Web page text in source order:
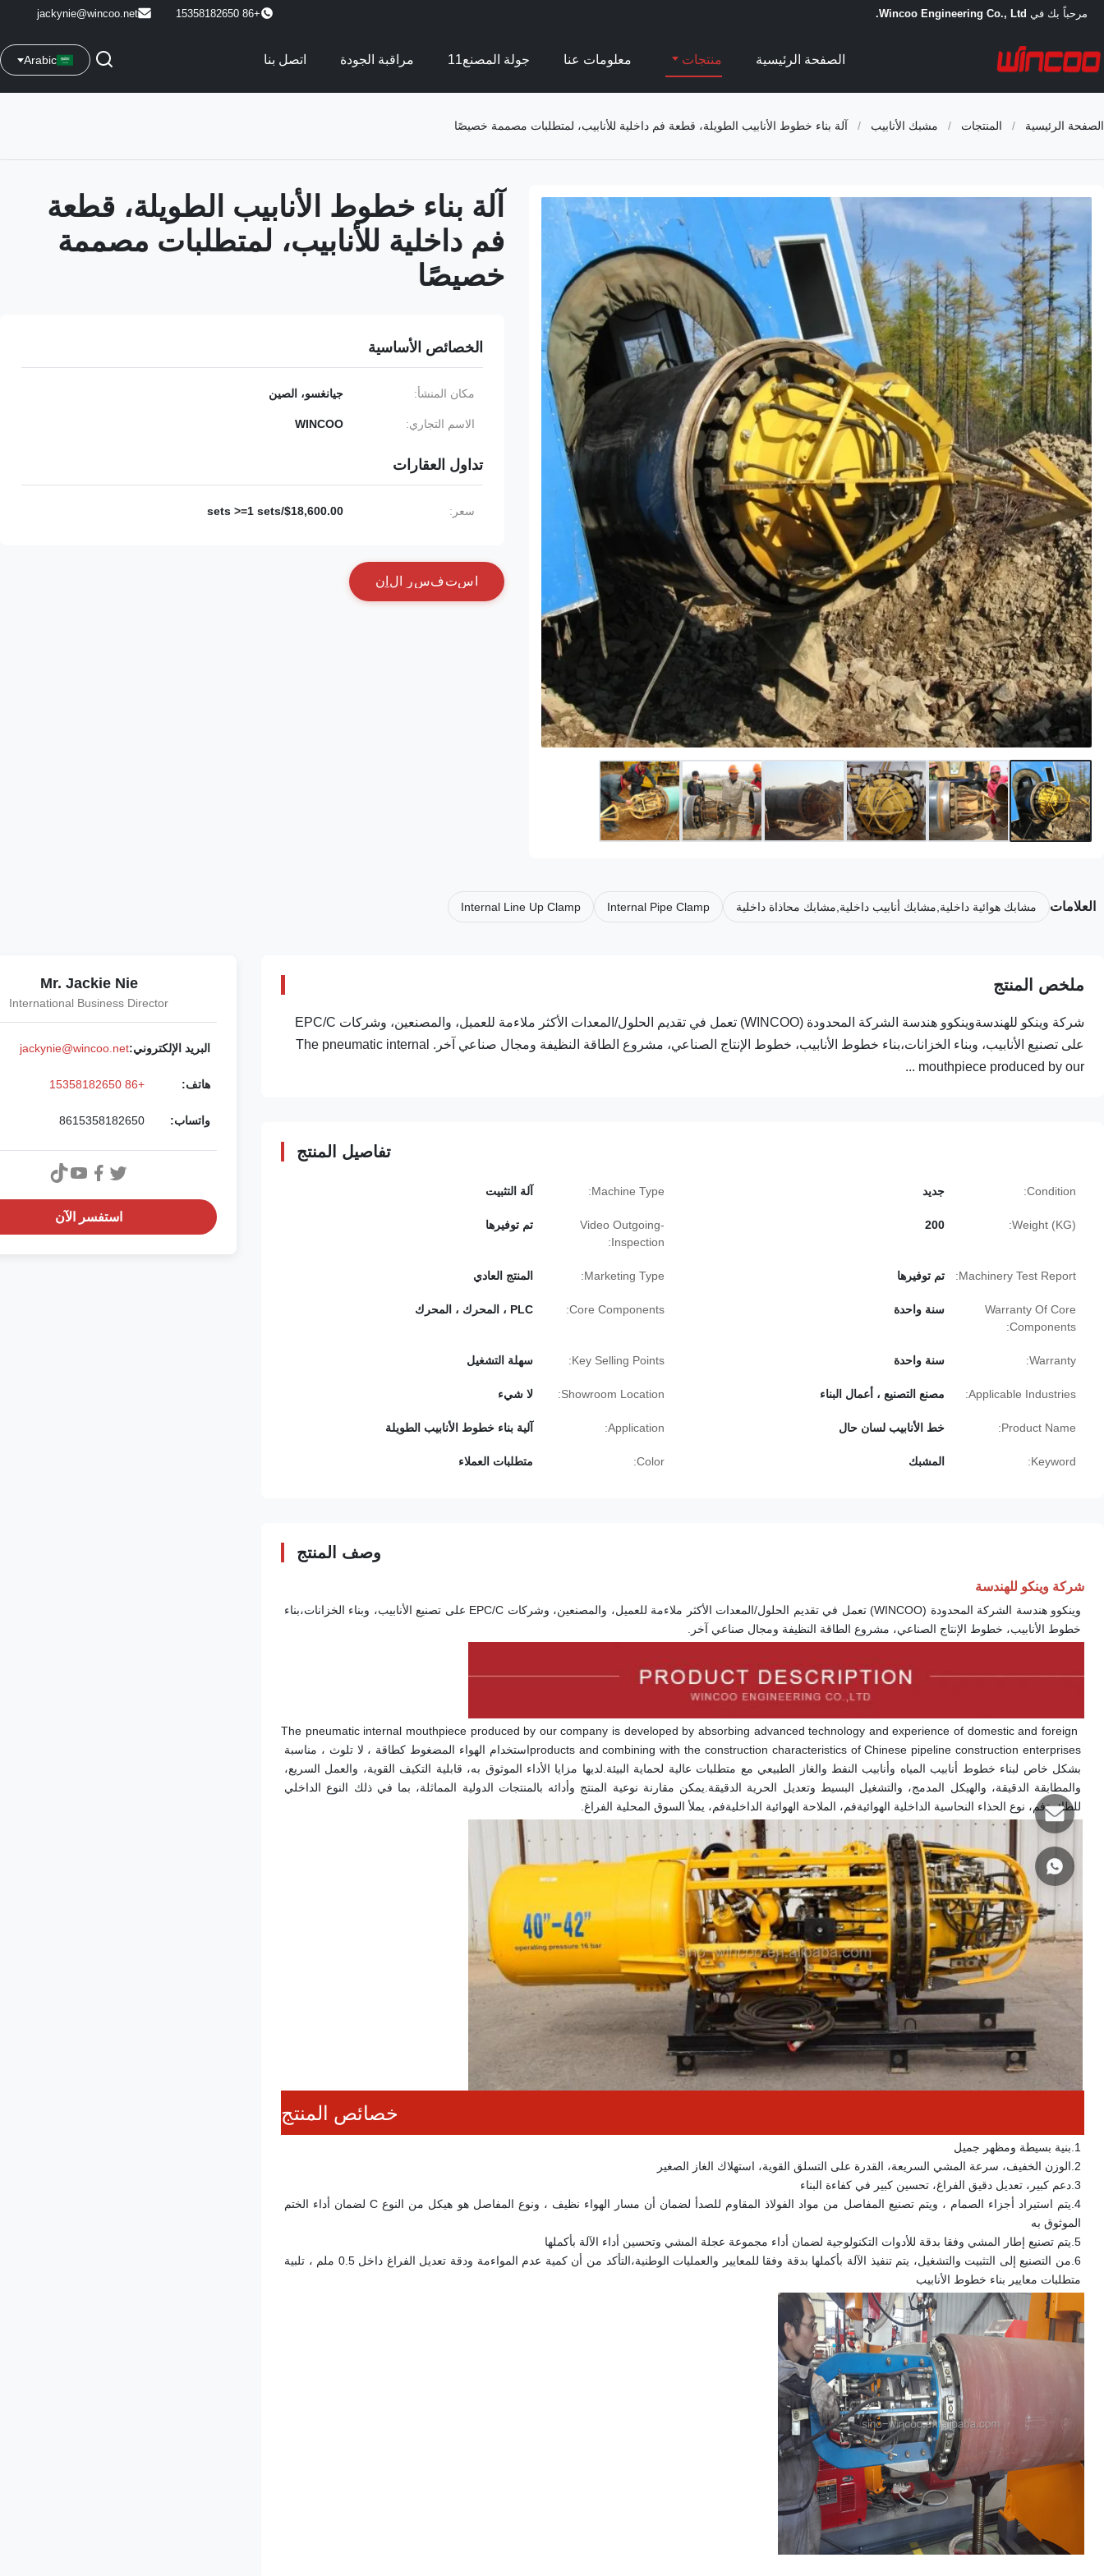
مرحباً بك في Wincoo Engineering Co., Ltd.
+86 15358182650
jackynie@wincoo.net
الصفحة الرئيسية منتجات معلومات عنا جولة المصنع11 مراقبة الجودة اتصل بنا Arabic
الصفحة الرئيسية / المنتجات / مشبك الأنابيب / آلة بناء خطوط الأنابيب الطويلة، قطعة فم داخلية للأنابيب، لمتطلبات مصممة خصيصًا
آلة بناء خطوط الأنابيب الطويلة، قطعة
فم داخلية للأنابيب، لمتطلبات مصممة
خصيصًا
الخصائص الأساسية
مكان المنشأ: جيانغسو، الصين
الاسم التجاري: WINCOO
تداول العقارات
سعر: $18,600.00/sets >=1 sets
ستفسر ل ن
العلامات مشابك هوائية داخلية,مشابك أنابيب داخلية,مشابك محاذاة داخلية Internal Pipe Clamp
Internal Line Up Clamp
ملخص المنتج
شركة وينكو للهندسةوينكوو هندسة الشركة المحدودة (WINCOO) تعمل في تقديم الحلول/المعدات الأكثر ملاءمة للعميل، والمصنعين، وشركات EPC/C
على تصنيع الأنابيب، وبناء الخزانات،بناء خطوط الأنابيب، خطوط الإنتاج الصناعي، مشروع الطاقة النظيفة ومجال صناعي آخر. The pneumatic internal
mouthpiece produced by our ...
تفاصيل المنتج
Condition: جديد Machine Type: آلة التثبيت
Weight (KG):
200
Video Outgoing-
Inspection:
تم توفيرها
Machinery Test Report: تم توفيرها Marketing Type: المنتج العادي
Warranty Of Core
Components:
سنة واحدة Core Components: PLC ، المحرك ، المحرك
Warranty: سنة واحدة Key Selling Points: سهلة التشغيل
Applicable Industries: مصنع التصنيع ، أعمال البناء Showroom Location: لا شيء
Product Name: خط الأنابيب لسان حال Application: آلية بناء خطوط الأنابيب الطويلة
Keyword: المشبك Color: متطلبات العملاء
وصف المنتج
شركة وينكو للهندسة
خطوط الأنابيب، خطوط الإنتاج الصناعي، مشروع الطاقة النظيفة ومجال صناعي آخر.
The pneumatic internal mouthpiece produced by our company is developed by absorbing advanced technology and experience of domestic and foreign
للطائرةفم، نوع الحذاء النحاسية الداخلية الهوائيةفم، الملاحة الهوائية الداخليةفم، يملأ السوق المحلية الفراغ.
خصائص المنتج
1. بنية بسيطة ومظهر جميل
2. الوزن الخفيف، سرعة المشي السريعة، القدرة على التسلق القوية، استهلاك الغاز الصغير
3. دعم كبير، تعديل دقيق الفراغ، تحسين كبير في كفاءة البناء
4.
الموثوق به
5. يتم تصنيع إطار المشي وفقا بدقة للأدوات التكنولوجية لضمان أداء مجموعة عجلة المشي وتحسين أداء الآلة بأكملها
6.
متطلبات معايير بناء خطوط الأنابيب
Mr. Jackie Nie
International Business Director
البريد الإلكتروني:jackynie@wincoo.net
هاتف: +86 15358182650
واتساب: 8615358182650
استفسر الآن